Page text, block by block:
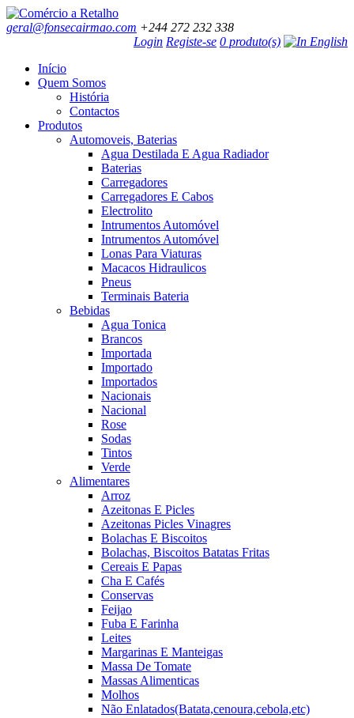
geral@fonsecairmao.com +244 272 232 338
Login Registe-se 0 produto(s)
Início
Quem Somos
História
Contactos
Produtos
Automoveis, Baterias
Agua Destilada E Agua Radiador
Baterias
Carregadores
Carregadores E Cabos
Electrolito
Intrumentos Automóvel
Intrumentos Automóvel
Lonas Para Viaturas
Macacos Hidraulicos
Pneus
Terminais Bateria
Bebidas
Agua Tonica
Brancos
Importada
Importado
Importados
Nacionais
Nacional
Rose
Sodas
Tintos
Verde
Alimentares
Arroz
Azeitonas E Picles
Azeitonas Picles Vinagres
Bolachas E Biscoitos
Bolachas, Biscoitos Batatas Fritas
Cereais E Papas
Cha E Cafés
Conservas
Feijao
Fuba E Farinha
Leites
Margarinas E Manteigas
Massa De Tomate
Massas Alimenticas
Molhos
Não Enlatados(Batata,cenoura,cebola,etc)